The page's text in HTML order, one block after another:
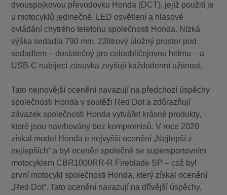
dvouspojkovou převodovku Honda (DCT), jejíž použití je
u motocyklů jedinečné, LED osvětlení a hlasové
ovládání chytrého telefonu společnosti Honda. Nízká
výška sedadla 790 mm, 22litrový úložný prostor pod
sedadlem – dostatečný pro celoobličejovou helmu – a
USB-C nabíjecí zásuvka zvyšují každodenní užitnost.
Tato nejnovější ocenění navazují na předchozí úspěchy
společnosti Honda v soutěži Red Dot a zdůrazňují
závazek společnosti Honda vytvářet krásné produkty,
které jsou navrhovány bez kompromisů. V roce 2020
získal model Honda e nejvyšší ocenění „Nejlepší z
nejlepších“ a byl oceněn společně se supersportovním
motocyklem CBR1000RR-R Fireblade SP – což byl
první motocykl společnosti Honda, který získal ocenění
„Red Dot“. Tato ocenění navazují na dřívější úspěchy,